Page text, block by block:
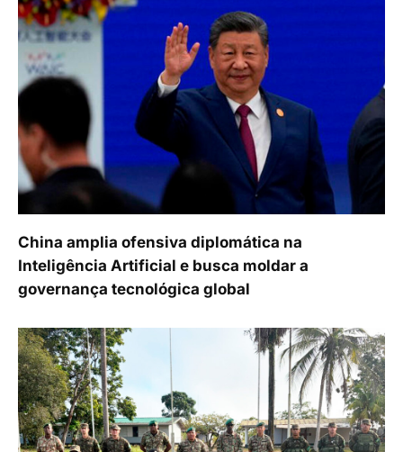
China amplia ofensiva diplomática na
Inteligência Artificial e busca moldar a
governança tecnológica global